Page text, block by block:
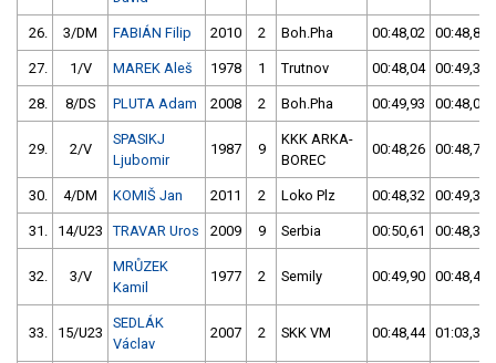
26. 3/DM FABIÁN Filip 2010 2 Boh.Pha 00:48,02 00:48,85
27. 1/V MAREK Aleš 1978 1 Trutnov 00:48,04 00:49,34
28. 8/DS PLUTA Adam 2008 2 Boh.Pha 00:49,93 00:48,04
29. 2/V
SPASIKJ
Ljubomir
1987 9
KKK ARKA-
BOREC
00:48,26 00:48,79
30. 4/DM KOMIŠ Jan 2011 2 Loko Plz 00:48,32 00:49,33
31. 14/U23 TRAVAR Uros 2009 9 Serbia 00:50,61 00:48,36
32. 3/V
MRŮZEK
Kamil
1977 2 Semily 00:49,90 00:48,42
33. 15/U23
SEDLÁK
Václav
2007 2 SKK VM 00:48,44 01:03,36